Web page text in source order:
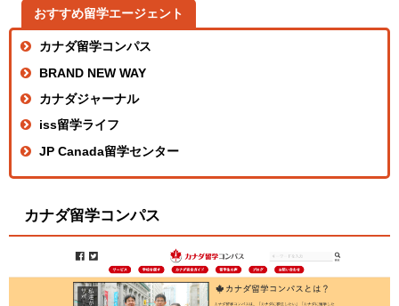
おすすめ留学エージェント
カナダ留学コンパス
BRAND NEW WAY
カナダジャーナル
iss留学ライフ
JP Canada留学センター
カナダ留学コンパス